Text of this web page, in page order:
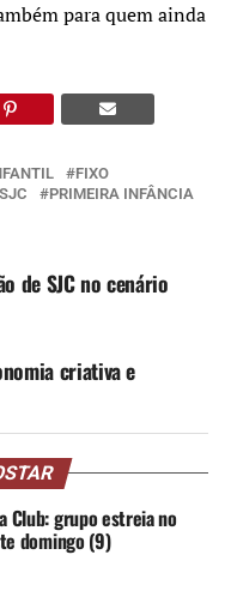
para quem ainda
FIXO
PRIMEIRA INFÂNCIA
de SJC no cenário
criativa e
Club: grupo estreia no
domingo (9)